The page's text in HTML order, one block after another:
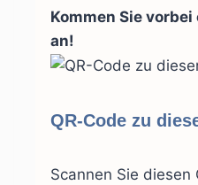
Kommen Sie
an!
QR-Code zu
Scannen Sie diesen